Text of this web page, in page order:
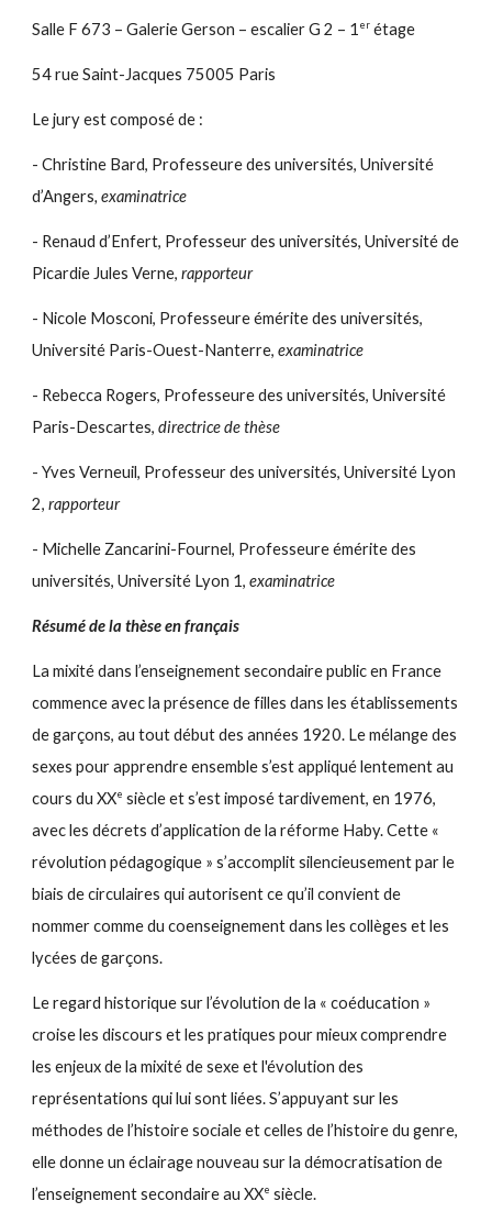
Salle F 673 – Galerie Gerson – escalier G 2 – 1 er étage
54 rue Saint-Jacques 75005 Paris
Le jury est composé de :
- Christine Bard, Professeure des universités, Université
d’Angers, examinatrice
- Renaud d’Enfert, Professeur des universités, Université de
Picardie Jules Verne,rapporteur
- Nicole Mosconi, Professeure émérite des universités,
Université Paris-Ouest-Nanterre, examinatrice
- Rebecca Rogers, Professeure des universités, Université
Paris-Descartes,directrice de thèse
- Yves Verneuil, Professeur des universités, Université Lyon
2, rapporteur
- Michelle Zancarini-Fournel, Professeure émérite des
universités, Université Lyon 1, examinatrice
Résumé de la thèse en français
La mixité dans l’enseignement secondaire public en France
commence avec la présence de filles dans les établissements
de garçons, au tout début des années 1920. Le mélange des
sexes pour apprendre ensemble s’est appliqué lentement au
cours du XXe siècle et s’est imposé tardivement, en 1976,
avec les décrets d’application de la réforme Haby. Cette «
révolution pédagogique » s’accomplit silencieusement par le
biais de circulaires qui autorisent ce qu’il convient de
nommer comme du coenseignement dans les collèges et les
lycées de garçons.
Le regard historique sur l’évolution de la « coéducation »
croise les discours et les pratiques pour mieux comprendre
les enjeux de la mixité de sexe et l'évolution des
représentations qui lui sont liées. S’appuyant sur les
méthodes de l’histoire sociale et celles de l’histoire du genre,
elle donne un éclairage nouveau sur la démocratisation de
l’enseignement secondaire au XXe siècle.